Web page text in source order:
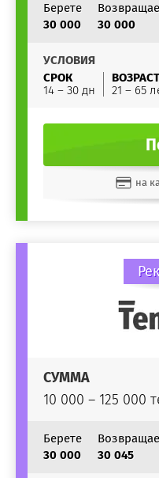
Берете
30 000
30 000
УСЛОВИЯ
СРОК
14 – 30 дн
ВОЗРАСТ
21 – 65
на
СУММА
10 000 – 125 000
Берете
30 000
30 045